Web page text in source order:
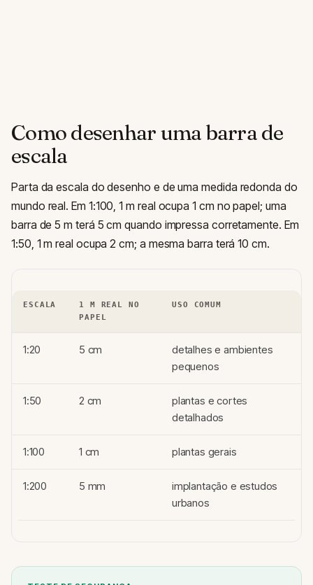
Como desenhar uma barra de
escala
Parta da escala do desenho e de uma medida redonda do
mundo real. Em 1:100, 1 m real ocupa 1 cm no papel; uma
barra de 5 m terá 5 cm quando impressa corretamente. Em
1:50, 1 m real ocupa 2 cm; a mesma barra terá 10 cm.
ESCALA
1 M REAL NO
PAPEL
USO COMUM
1:20 5 cm
detalhes e ambientes
pequenos
1:50 2 cm
plantas e cortes
detalhados
1:100 1 cm plantas gerais
1:200 5 mm
implantação e estudos
urbanos